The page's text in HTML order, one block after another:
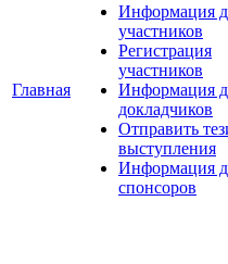
Главная
Информация
участников
Регистрация
участников
Информация
докладчиков
Отправить
выступления
Информация
спонсоров